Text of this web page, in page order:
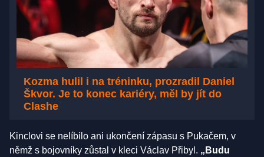
Kozma hulil i na tréninku, prozradil Daniel
Škvor. Je to konec kariéry, měl by jít do
Clashe
Kinclovi se nelíbilo ani ukončení zápasu s Pukačem, v
němž s bojovníky zůstal v kleci Václav Přibyl. „Budu